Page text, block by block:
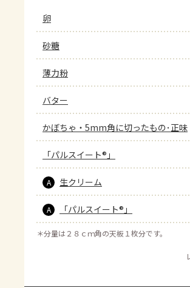
卵
砂糖
薄力粉
バター
かぼちゃ・5mm角に切ったもの･正味
「パルスイート®」
A 生クリーム
A 「パルスイート®」
＊分量は２８ｃｍ角の天板１枚分です。